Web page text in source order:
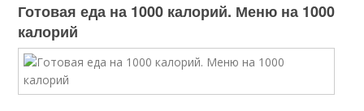
Готовая еда на 1000 калорий. Меню на 1000
калорий